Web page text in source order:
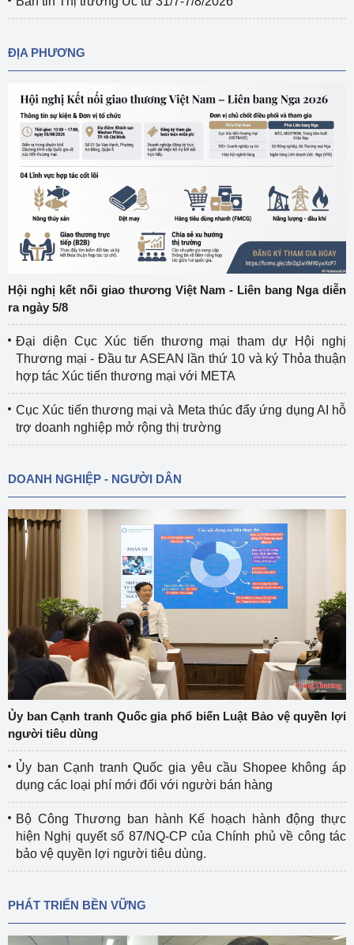
ĐỊA PHƯƠNG
Hội nghị kết nối giao thương Việt Nam - Liên bang Nga diễn
ra ngày 5/8
Đại diện Cục Xúc tiến thương mại tham dự Hội nghị
Thương mại - Đầu tư ASEAN lần thứ 10 và ký Thỏa thuận
hợp tác Xúc tiến thương mại với META
Cục Xúc tiến thương mại và Meta thúc đẩy ứng dụng AI hỗ
trợ doanh nghiệp mở rộng thị trường
DOANH NGHIỆP - NGƯỜI DÂN
Ủy ban Cạnh tranh Quốc gia phổ biến Luật Bảo vệ quyền lợi
người tiêu dùng
Ủy ban Cạnh tranh Quốc gia yêu cầu Shopee không áp
dụng các loại phí mới đối với người bán hàng
Bộ Công Thương ban hành Kế hoạch hành động thực
hiện Nghị quyết số 87/NQ-CP của Chính phủ về công tác
bảo vệ quyền lợi người tiêu dùng.
PHÁT TRIỂN BỀN VỮNG